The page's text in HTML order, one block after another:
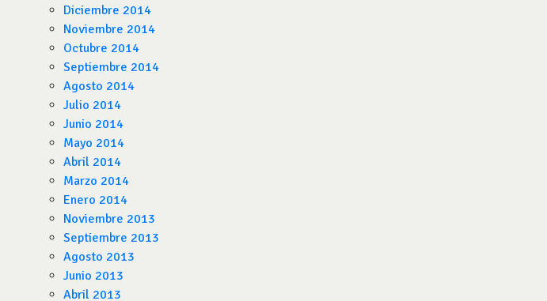
Diciembre 2014
Noviembre 2014
Octubre 2014
Septiembre 2014
Agosto 2014
Julio 2014
Junio 2014
Mayo 2014
Abril 2014
Marzo 2014
Enero 2014
Noviembre 2013
Septiembre 2013
Agosto 2013
Junio 2013
Abril 2013